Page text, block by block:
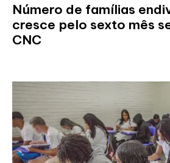
Número de famílias
cresce pelo sexto mês
CNC